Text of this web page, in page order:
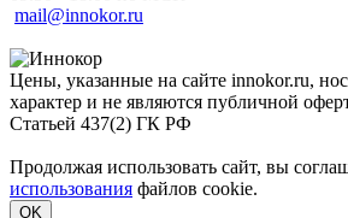
mail@innokor.ru
Цены, указанные на сайте innokor.ru,
характер и не являются публичной
Статьей 437(2) ГК РФ
Продолжая использовать сайт, вы
использования файлов cookie.
OK